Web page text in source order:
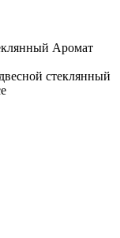
Аромат
стеклянный